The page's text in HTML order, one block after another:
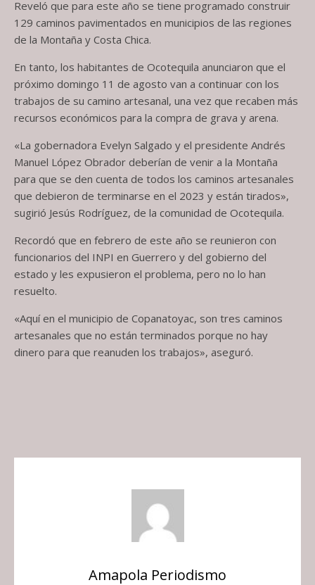
Reveló que para este año se tiene programado construir
129 caminos pavimentados en municipios de las regiones
de la Montaña y Costa Chica.
En tanto, los habitantes de Ocotequila anunciaron que el
próximo domingo 11 de agosto van a continuar con los
trabajos de su camino artesanal, una vez que recaben más
recursos económicos para la compra de grava y arena.
«La gobernadora Evelyn Salgado y el presidente Andrés
Manuel López Obrador deberían de venir a la Montaña
para que se den cuenta de todos los caminos artesanales
que debieron de terminarse en el 2023 y están tirados»,
sugirió Jesús Rodríguez, de la comunidad de Ocotequila.
Recordó que en febrero de este año se reunieron con
funcionarios del INPI en Guerrero y del gobierno del
estado y les expusieron el problema, pero no lo han
resuelto.
«Aquí en el municipio de Copanatoyac, son tres caminos
artesanales que no están terminados porque no hay
dinero para que reanuden los trabajos», aseguró.
Amapola Periodismo